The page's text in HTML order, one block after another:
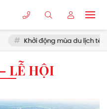
Khởi động mùa du lịch tết
LỄ HỘI